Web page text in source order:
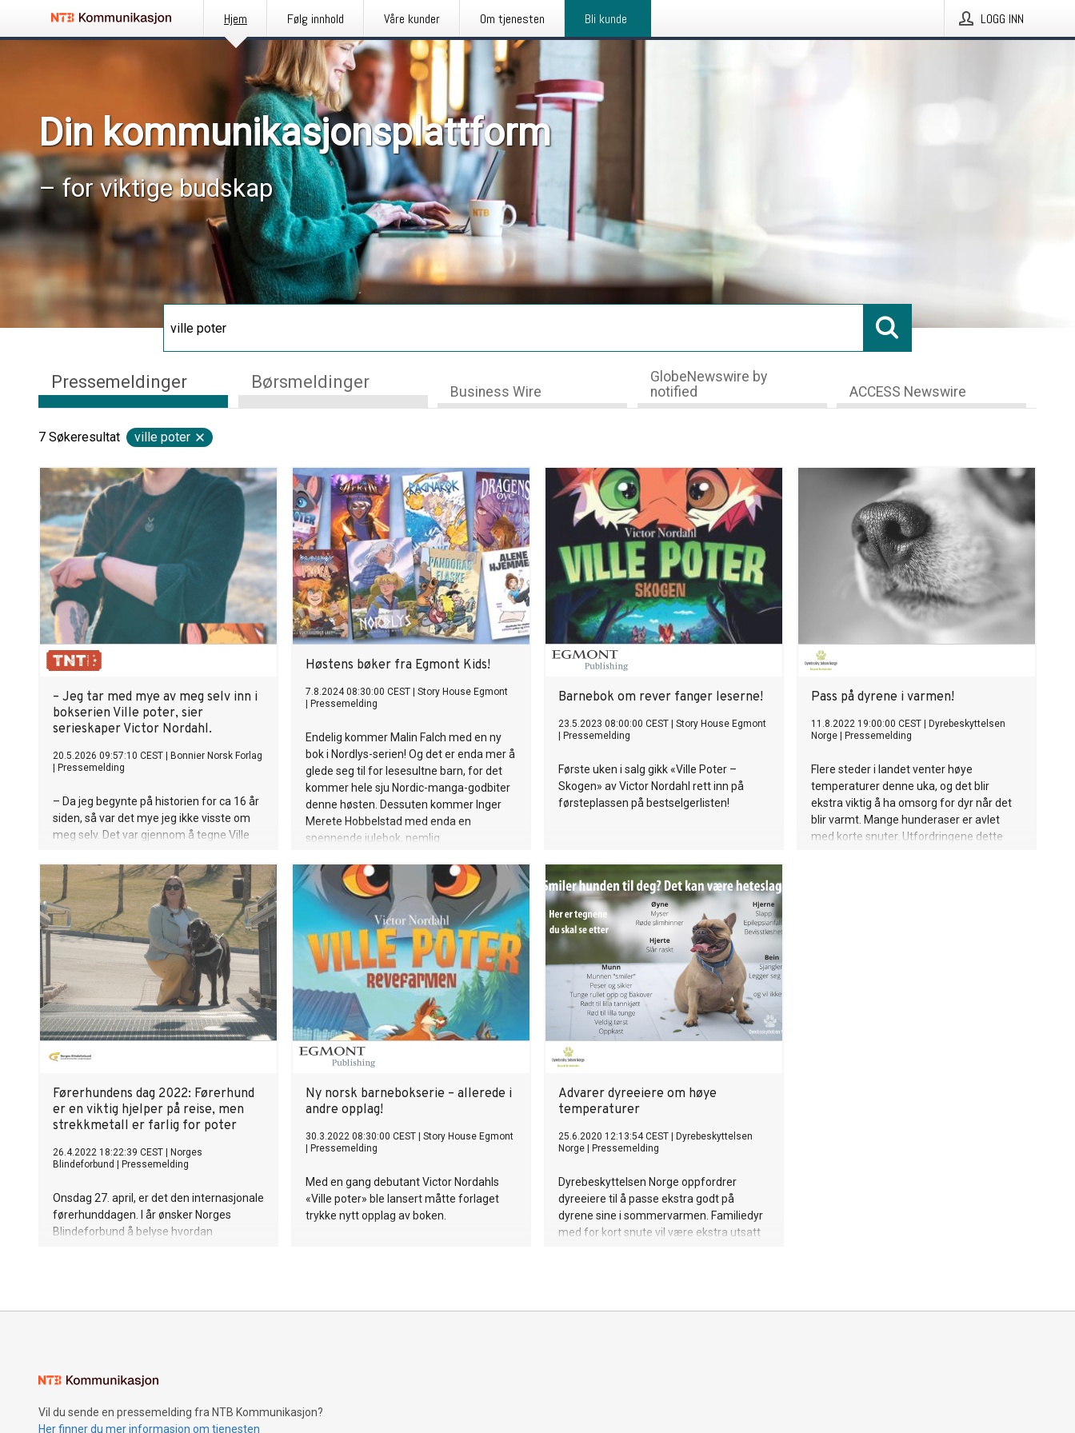
Hjem Følg innhold Våre kunder Om tjenesten Bli kunde LOGG INN
Din kommunikasjonsplattform
– for viktige budskap
Pressemeldinger Børsmeldinger Business Wire
GlobeNewswire by
notified
ACCESS Newswire
7 Søkeresultat ville poter
– Jeg tar med mye av meg selv inn i
bokserien Ville poter, sier
serieskaper Victor Nordahl.
20.5.2026 09:57:10 CEST
Bonnier Norsk Forlag
Pressemelding
– Da jeg begynte på historien for ca 16 år
siden, så var det mye jeg ikke visste om
meg selv. Det var gjennom å tegne Ville
og undersøke egne følelser. Dette hjalp
meg til å komme ut som skeiv – og
som Victor.
Høstens bøker fra Egmont Kids!
7.8.2024 08:30:00 CEST
Story House Egmont
Pressemelding
Endelig kommer Malin Falch med en ny
bok i Nordlys-serien! Og det er enda mer å
glede seg til for lesesultne barn, for det
kommer hele sju Nordic-manga-godbiter
denne høsten. Dessuten kommer Inger
Merete Hobbelstad med enda en
spennende julebok, nemlig
gledelig for oss å melde at serieskaper
Øyvind Sagåsen debuterer med
barnebok! Men aller først åpnes bokballet
av Linn Eielsen med den morsomme
overlevelsesguiden til alle studenter,
«Alene hjemmefra!»
Barnebok om rever fanger leserne!
23.5.2023 08:00:00 CEST
Story House Egmont
Pressemelding
Første uken i salg gikk «Ville Poter –
Skogen» av Victor Nordahl rett inn på
førsteplassen på bestselgerlisten!
Pass på dyrene i varmen!
11.8.2022 19:00:00 CEST
Dyrebeskyttelsen
Norge
Pressemelding
Flere steder i landet venter høye
temperaturer denne uka, og det blir
ekstra viktig å ha omsorg for dyr når det
blir varmt. Mange hunderaser er avlet
med korte snuter. Utfordringene dette
Førerhundens dag 2022: Førerhund
er en viktig hjelper på reise, men
strekkmetall er farlig for poter
26.4.2022 18:22:39 CEST
Norges
Blindeforbund
Pressemelding
Onsdag 27. april, er det den internasjonale
førerhunddagen. I år ønsker Norges
Blindeforbund å belyse hvordan
utfordringer noen møter. Strekkmetall,
Ny norsk barnebokserie – allerede i
andre opplag!
30.3.2022 08:30:00 CEST
Story House Egmont
Pressemelding
Med en gang debutant Victor Nordahls
«Ville poter» ble lansert måtte forlaget
trykke nytt opplag av boken.
Advarer dyreeiere om høye
temperaturer
25.6.2020 12:13:54 CEST
Dyrebeskyttelsen
Norge
Pressemelding
Dyrebeskyttelsen Norge oppfordrer
dyreeiere til å passe ekstra godt på
dyrene sine i sommervarmen. Familiedyr
med for kort snute vil være ekstra utsatt
Vil du sende en pressemelding fra NTB Kommunikasjon?
Her finner du mer informasjon om tjenesten